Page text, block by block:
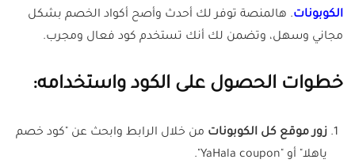
الكوبونات. هالمنصة توفر لك أحدث وأصح أكواد الخصم بشكل
مجاني وسهل، وتضمن لك أنك تستخدم كود فعال ومجرب.
خطوات الحصول على الكود واستخدامه:
زور موقع كل الكوبونات من خلال الرابط وابحث عن "كود خصم
ياهلا" أو "YaHala coupon".